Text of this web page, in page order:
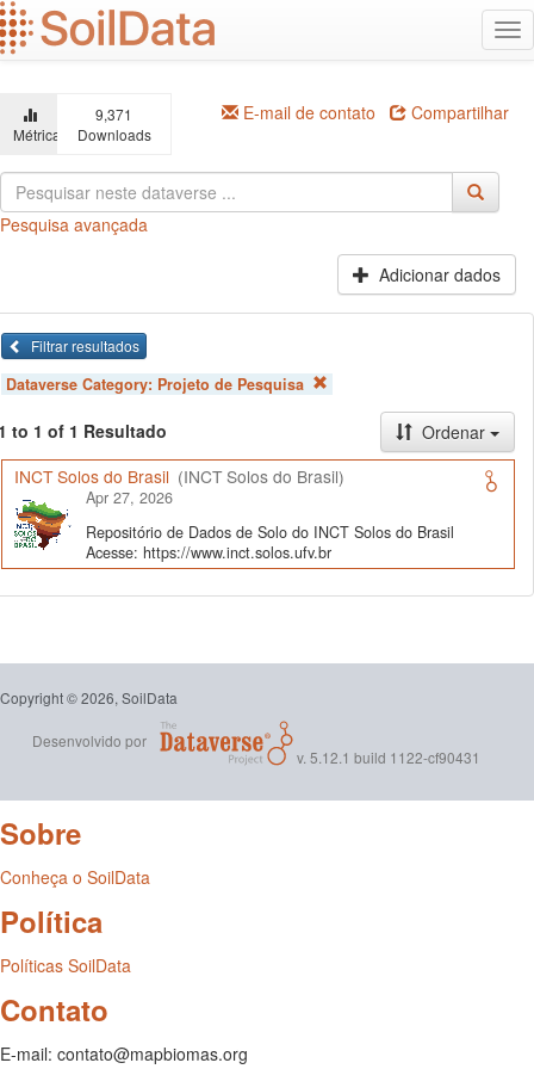
Ir
para
o
principal
Métricas
9,371
Downloads
E-mail de contato Compartilhar
Pesquisa avançada
Adicionar dados
Filtrar resultados
Dataverse Category: Projeto de Pesquisa
to 1 of 1 Resultado
Ordenar
INCT Solos do Brasil (INCT Solos do Brasil)
Apr 27, 2026
Repositório de Dados de Solo do INCT Solos do Brasil
Acesse: https://www.inct.solos.ufv.br
Copyright © 2026, SoilData
Desenvolvido por
v. 5.12.1 build 1122-cf90431
Sobre
Conheça o SoilData
Política
Políticas SoilData
Contato
E-mail: contato@mapbiomas.org